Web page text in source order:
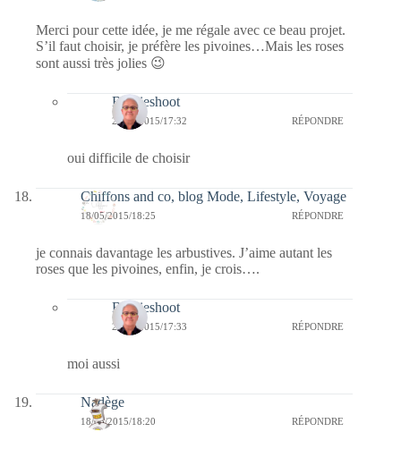
Merci pour cette idée, je me régale avec ce beau projet.
S’il faut choisir, je préfère les pivoines…Mais les roses
sont aussi très jolies 😉
Bernieshoot
24/05/2015/17:32 RÉPONDRE
oui difficile de choisir
Chiffons and co, blog Mode, Lifestyle, Voyage
18/05/2015/18:25 RÉPONDRE
je connais davantage les arbustives. J’aime autant les
roses que les pivoines, enfin, je crois….
Bernieshoot
24/05/2015/17:33 RÉPONDRE
moi aussi
Nadège
18/05/2015/18:20 RÉPONDRE